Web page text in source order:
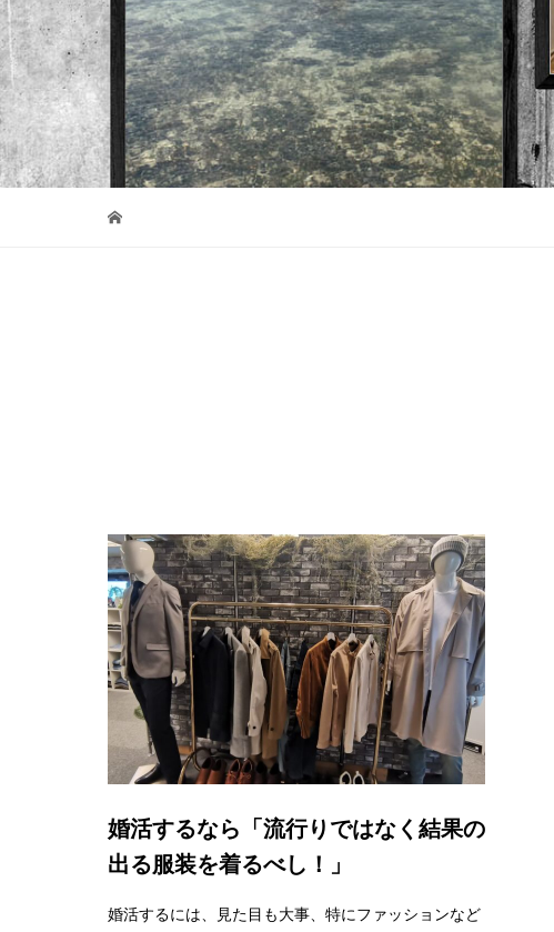
婚活するなら「流行りではなく結果の
出る服装を着るべし！」
婚活するには、見た目も大事、特にファッションなど